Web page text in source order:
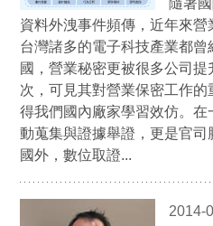
隨著
資料外洩事件頻傳，近年來營
台灣諸多的電子科技產業都
國，營業秘密更被很多公司
次，可見其對營業保密工作
得我們國內廠家學習效仿。
動蒐集與證據舉證，更是官
國外，數位取證...
2014-